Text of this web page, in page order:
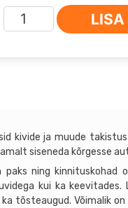
Astmelauad
Toyota
LISA
kivide ja muude
siseneda kõrgesse
ning kinnituskohad
kui ka keevitades.
tõsteaugud. Võimalik on